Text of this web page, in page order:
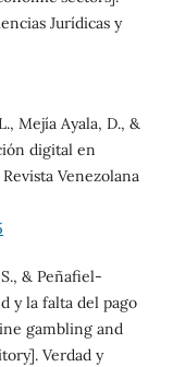
Jurídicas y
Mejía Ayala, D., &
digital en
Venezolana
& Peñafiel-
y la falta del pago
gambling and
Verdad y